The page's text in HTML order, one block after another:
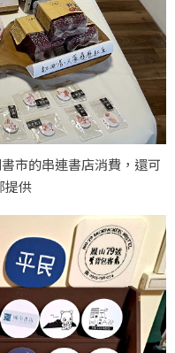
市的串連書店消費，還可
提供